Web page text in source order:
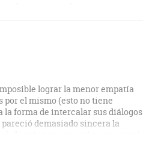
la manera en la que está escrita,
lograr la menor empatía
por el mismo (esto no tiene
la forma de intercalar sus diálogos
demasiado sincera la
(y lo más importante) no me gustó